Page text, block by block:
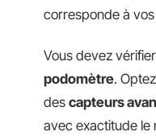
corresponde à
Vous devez
podomètre.
des capteurs
avec exactitude le